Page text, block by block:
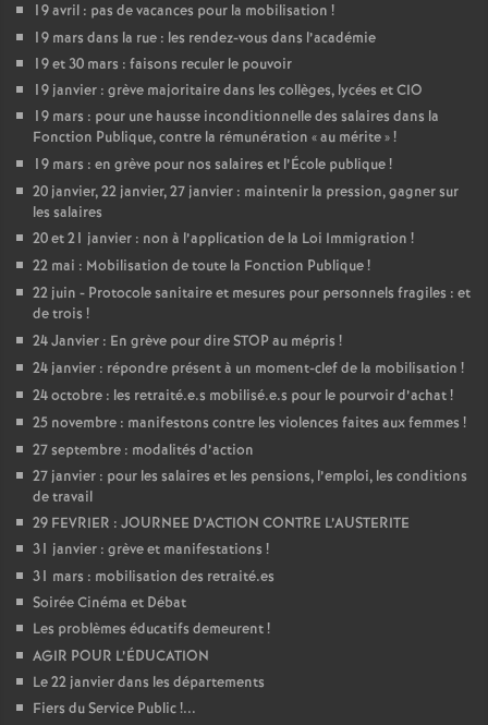
19 avril : pas de vacances pour la mobilisation !
19 mars dans la rue : les rendez-vous dans l’académie
19 et 30 mars : faisons reculer le pouvoir
19 janvier : grève majoritaire dans les collèges, lycées et CIO
19 mars : pour une hausse inconditionnelle des salaires dans la
Fonction Publique, contre la rémunération «au mérite»!
19 mars : en grève pour nos salaires et l’École publique!
20 janvier, 22 janvier, 27 janvier : maintenir la pression, gagner sur
les salaires
20 et 21 janvier : non à l’application de la Loi Immigration !
22 mai : Mobilisation de toute la Fonction Publique!
22 juin - Protocole sanitaire et mesures pour personnels fragiles : et
de trois !
24 Janvier : En grève pour dire STOP au mépris !
24 janvier : répondre présent à un moment-clef de la mobilisation !
24 octobre : les retraité.e.s mobilisé.e.s pour le pourvoir d’achat!
25 novembre : manifestons contre les violences faites aux femmes !
27 septembre : modalités d’action
27 janvier : pour les salaires et les pensions, l’emploi, les conditions
de travail
29 FEVRIER : JOURNEE D’ACTION CONTRE L’AUSTERITE
31 janvier : grève et manifestations !
31 mars : mobilisation des retraité.es
Soirée Cinéma et Débat
Les problèmes éducatifs demeurent!
AGIR POUR L’ÉDUCATION
Le 22 janvier dans les départements
Fiers du Service Public!...